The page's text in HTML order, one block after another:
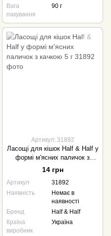
Вага
пакування
90 г
Артикул: 31892
Ласощі для кішок Half & Half у
формі м'ясних паличок з
качкою 5 г
14 грн
Артикул
31892
Наявність
Немає в
наявності
Бренд
Half & Half
Країна
виробник
Україна